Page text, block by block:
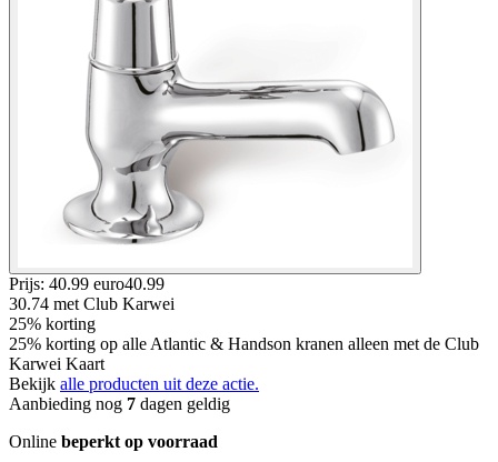
Prijs: 40.99 euro40.99
30.74 met Club Karwei
25% korting
25% korting op alle Atlantic & Handson kranen alleen met de Club
Karwei Kaart
Bekijk alle producten uit deze actie.
Aanbieding nog 7 dagen geldig
Online beperkt op voorraad